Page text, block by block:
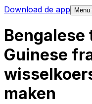
Download de app
Bengalese
Guinese
maken